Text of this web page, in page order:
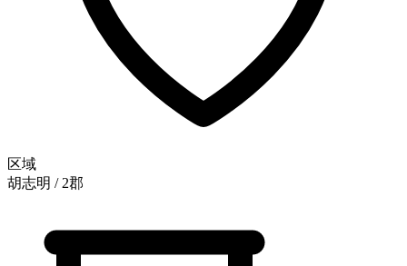
区域
胡志明 / 2郡